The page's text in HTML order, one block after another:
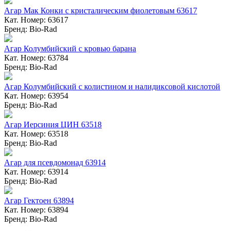
Агар Мак Конки с кристалическим фиолетовым 63617
Кат. Номер: 63617
Бренд: Bio-Rad
Агар Колумбийский с кровью барана
Кат. Номер: 63784
Бренд: Bio-Rad
Агар Колумбийский с колистином и налидиксовой кислотой
Кат. Номер: 63954
Бренд: Bio-Rad
Агар Иерсиния ЦИН 63518
Кат. Номер: 63518
Бренд: Bio-Rad
Агар для псевдомонад 63914
Кат. Номер: 63914
Бренд: Bio-Rad
Агар Гектоен 63894
Кат. Номер: 63894
Бренд: Bio-Rad